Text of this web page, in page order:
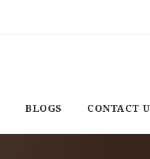
BLOGS CONTACT